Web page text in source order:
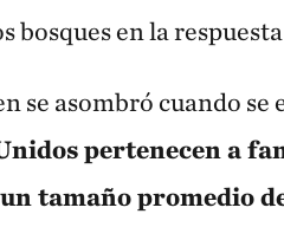
bosques en la
se asombró cuando se
pertenecen a
tamaño promedio